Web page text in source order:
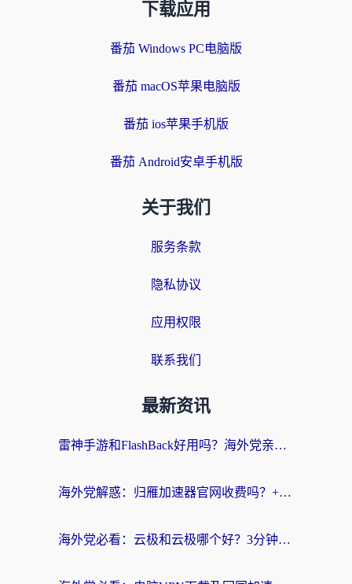
下载应用
番茄 Windows PC电脑版
番茄 macOS苹果电脑版
番茄 ios苹果手机版
番茄 Android安卓手机版
关于我们
服务条款
隐私协议
应用权限
联系我们
最新资讯
雷神手游和FlashBack好用吗？海外党亲测指南，避开破解版坑轻松访问国内资源
海外党解惑：归雁加速器官网收费吗？+3个回国加速问题的真实答案
海外党必看：云极和云极哪个好？3分钟选对回国加速器，无缝访问国内资源